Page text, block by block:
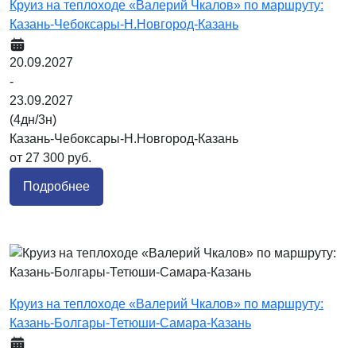
Круиз на теплоходе «Валерий Чкалов» по маршруту:
Казань-Чебоксары-Н.Новгород-Казань
20.09.2027
-
23.09.2027
(4дн/3н)
Казань-Чебоксары-Н.Новгород-Казань
от 27 300 руб.
Подробнее
Круиз на теплоходе «Валерий Чкалов» по маршруту:
Казань-Болгары-Тетюши-Самара-Казань